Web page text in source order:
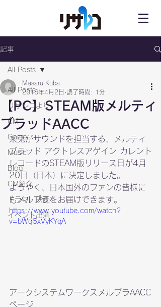
記事
All Posts
リサレコより
CM
Game
Music
Blog
CM紹介
ドラマ・映画
イベント出演
All Posts
【PC】STEAM版メルティ
ブラッドAACC
Masaru Kuba
2016年4月2日 読了時間: 1分
来兎がサウンドを担当する、メルティ
ブラッド アクトレスアゲイン カレント
レコードのSTEAM版リリース日が4月
20日（日本）に決定しました。
ようやく、日本国外のファンの皆様に
もメルブラをお届けできます。
https://www.youtube.com/watch?
v=bWq6xVyKYqA
アークシステムワークスメルブラAACC